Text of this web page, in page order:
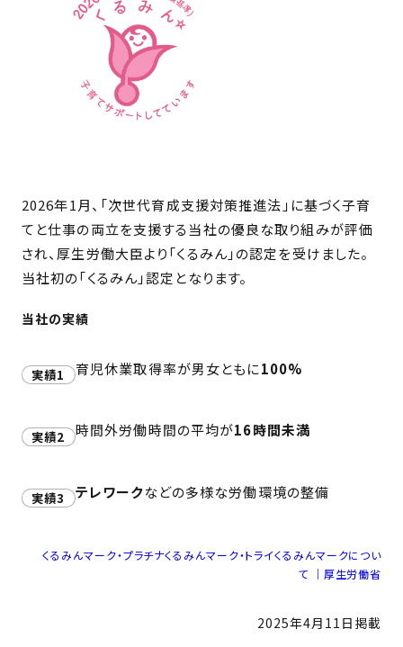
2026年1月、「次世代育成支援対策推進法」に基づく子育
てと仕事の両立を支援する当社の優良な取り組みが評価
され、厚生労働大臣より「くるみん」の認定を受けました。
当社初の「くるみん」認定となります。
当社の実績
実績1 育児休業取得率が男女ともに100%
実績2 時間外労働時間の平均が16時間未満
実績3 テレワークなどの多様な労働環境の整備
くるみんマーク・プラチナくるみんマーク・トライくるみんマークについ
て ｜厚生労働省
2025年4月11日掲載